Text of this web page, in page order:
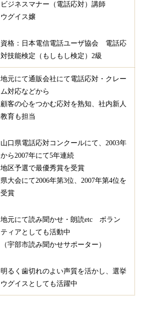
ビジネスマナー（電話応対）講師
ウグイス嬢
資格：日本電信電話ユーザ協会 電話応
対技能検定（もしもし検定）2級
地元にて通販会社にて電話応対・クレー
ム対応などから
顧客の心をつかむ応対を熟知、社内新人
教育も担当
山口県電話応対コンクールにて、2003年
から2007年にて5年連続
地区予選で最優秀賞を受賞
県大会にて2006年第3位、2007年第4位を
受賞
地元にて読み聞かせ・朗読etc ボラン
ティアとしても活動中
（宇部市読み聞かせサポーター）
明るく歯切れのよい声質を活かし、選挙
ウグイスとしても活躍中